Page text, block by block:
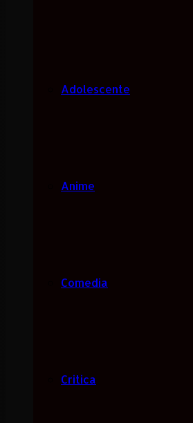
Adolescente
Anime
Comedia
Critica